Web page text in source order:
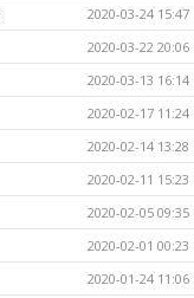
2020-03-24 15:47
2020-03-22 20:06
2020-03-13 16:14
2020-02-17 11:24
2020-02-14 13:28
2020-02-11 15:23
2020-02-05 09:35
2020-02-01 00:23
2020-01-24 11:06